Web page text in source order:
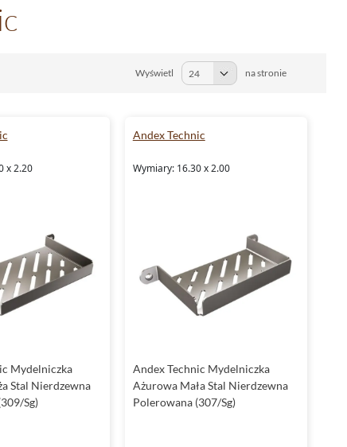
Wyświetl na stronie
x 2.20
Mydelniczka
Stal Nierdzewna
Sg)
Andex Technic
Wymiary: 16.30 x 2.00
Andex Technic Mydelniczka
Ażurowa Mała Stal Nierdzewna
Polerowana (307/Sg)